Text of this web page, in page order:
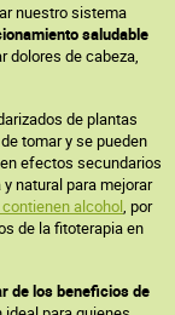
nuestro sistema
saludable
dolores de cabeza,
de plantas
tomar y se pueden
efectos secundarios
natural para mejorar
alcohol, por
de la fitoterapia en
de los beneficios de